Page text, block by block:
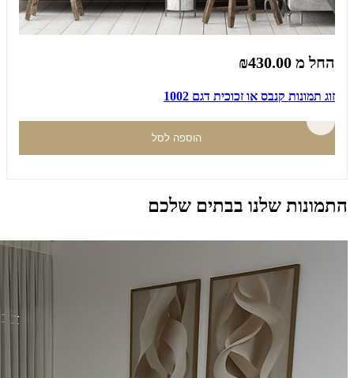
החל מ ₪430.00
זוג תמונות קנבס או זכוכית דגם 1002
הוספה לסל
התמונות שלנו בבתים שלכם